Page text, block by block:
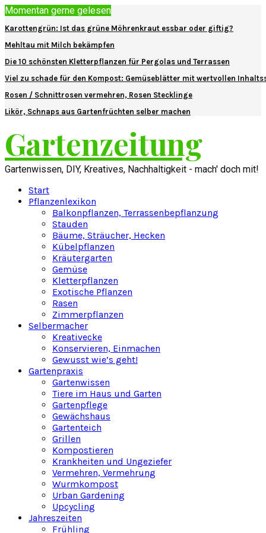
Momentan gerne gelesen
Karottengrün: Ist das grüne Möhrenkraut essbar oder giftig?
Mehltau mit Milch bekämpfen
Die 10 schönsten Kletterpflanzen für Pergolas und Terrassen
Viel zu schade für den Kompost: Gemüseblätter mit wertvollen
Rosen / Schnittrosen vermehren, Rosen Stecklinge
Likör, Schnaps aus Gartenfrüchten selber machen
Gartenzeitung
Gartenwissen, DIY, Kreatives, Nachhaltigkeit - mach' doch mit!
Start
Pflanzenlexikon
Balkonpflanzen, Terrassenbepflanzung
Stauden
Bäume, Sträucher, Hecken
Kübelpflanzen
Kräutergarten
Gemüse
Kletterpflanzen
Exotische Pflanzen
Rasen
Zimmerpflanzen
Selbermacher
Kreativecke
Konservieren, Einmachen
Gewusst wie’s geht!
Gartenpraxis
Gartenwissen
Tiere im Haus und Garten
Gartenpflege
Gewächshaus
Gartenteich
Grillen
Kompostieren
Krankheiten und Ungeziefer
Vermehren, Vermehrung
Wurmkompost
Urban Gardening
Upcycling
Jahreszeiten
Frühling